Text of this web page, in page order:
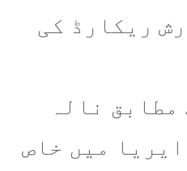
ریکارڈ کی
مطابق نالہ
میں خاص